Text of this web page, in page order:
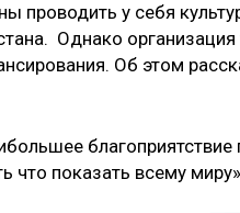
проводить у себя
Однако
Об этом
благоприятствие
что показать всему